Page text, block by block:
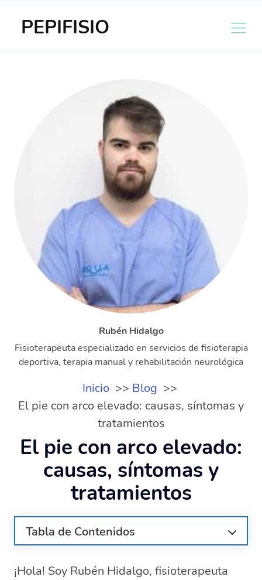
PEPIFISIO
Rubén Hidalgo
Fisioterapeuta especializado en servicios de fisioterapia
deportiva, terapia manual y rehabilitación neurológica
Inicio
Blog
El pie con arco elevado: causas, síntomas y
tratamientos
El pie con arco elevado:
causas, síntomas y
tratamientos
Tabla de Contenidos
Características del pie cavo
¡Hola! Soy Rubén Hidalgo, fisioterapeuta